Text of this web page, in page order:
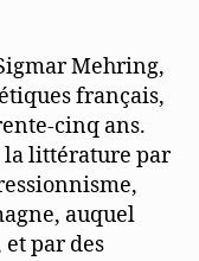
Mehring,
français,
cinq ans.
la littérature par
auquel
et par des